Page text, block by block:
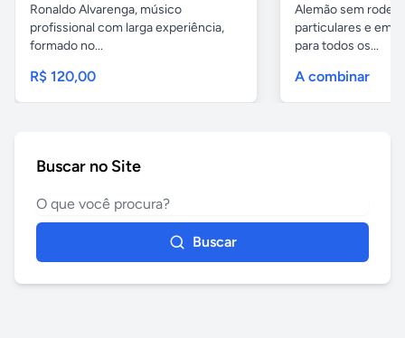
Ronaldo Alvarenga, músico
profissional com larga experiência,
formado no...
R$ 120,00
Alemão sem
particulares e em
para todos os...
A combinar
Buscar no Site
Buscar